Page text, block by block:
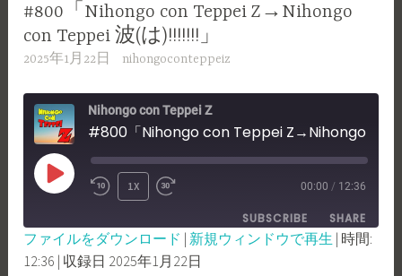
#800「Nihongo con Teppei Z→Nihongo
con Teppei 波(は)!!!!!!!」
2025年1月22日 nihongoconteppeiz
Nihongo con Teppei Z
PLAY
REWIND
10
SECONDS
1X
FAST
FORWARD
30
00:00 / 12:36
SUBSCRIBE SHARE
Spotify
SHARE
ファイルをダウンロード | 新規ウィンドウで再生 | 時間:
12:36 | 収録日 2025年1月22日